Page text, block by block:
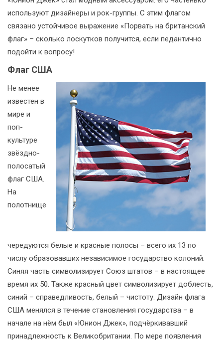
используют дизайнеры и рок-группы. С этим флагом
связано устойчивое выражение «Порвать на британский
флаг» – сколько лоскутков получится, если педантично
подойти к вопросу!
Флаг США
Не менее
известен в
мире и
поп-
культуре
звёздно-
полосатый
флаг США.
На
полотнище
чередуются белые и красные полосы – всего их 13 по
числу образовавших независимое государство колоний.
Синяя часть символизирует Союз штатов – в настоящее
время их 50. Также красный цвет символизирует доблесть,
синий – справедливость, белый – чистоту. Дизайн флага
США менялся в течение становления государства – в
начале на нём был «Юнион Джек», подчёркивавший
принадлежность к Великобритании. По мере появления